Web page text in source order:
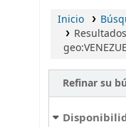
Inicio
Refinar su